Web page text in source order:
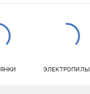
ЭЛЕКТРОПИЛЫ